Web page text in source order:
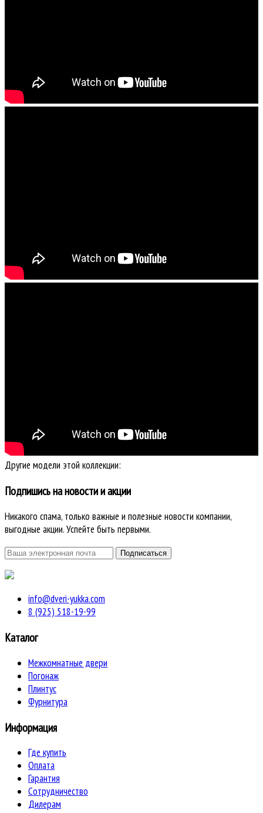
Другие модели этой коллекции:
Подпишись на новости и акции
Никакого спама, только важные и полезные новости компании,
выгодные акции. Успейте быть первыми.
info@dveri-yukka.com
8 (925) 518-19-99
Каталог
Межкомнатные двери
Погонаж
Плинтус
Фурнитура
Информация
Где купить
Оплата
Гарантия
Сотрудничество
Дилерам